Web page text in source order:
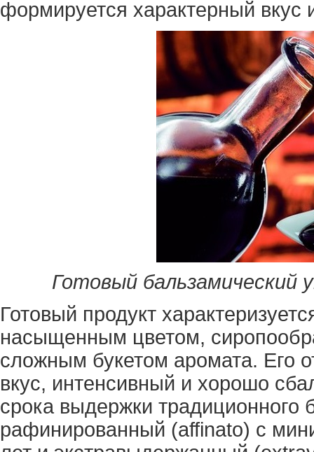
формируется характерный вкус
Готовый бальзамический
Готовый продукт
насыщенным цветом,
сложным букетом аромата. Его
вкус, интенсивный и хорошо
срока выдержки традиционного
рафинированный (аffinato) с